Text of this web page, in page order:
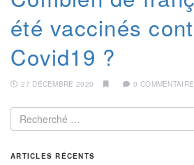
été vaccinés
Covid19 ?
27 DÉCEMBRE 2020 0 COMMENTAIRE
Recherche
ARTICLES RÉCENTS